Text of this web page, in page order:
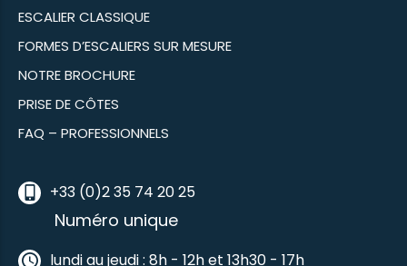
ESCALIER CLASSIQUE
FORMES D’ESCALIERS SUR MESURE
NOTRE BROCHURE
PRISE DE CÔTES
FAQ – PROFESSIONNELS
+33 (0)2 35 74 20 25
Numéro unique
lundi au jeudi : 8h - 12h et 13h30 - 17h